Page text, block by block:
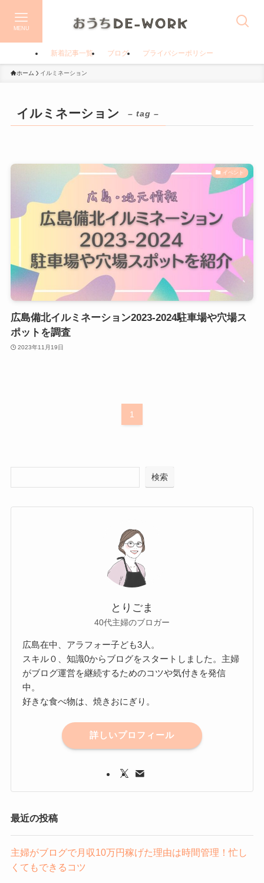
MENU
新着記事一覧 ブログ プライバシーポリシー
ホーム イルミネーション
イルミネーション – tag –
イベント
広島備北イルミネーション2023-2024駐車場や穴場ス
ポットを調査
2023年11月19日
1
検索
とりごま
40代主婦のブロガー
広島在中、アラフォー子ども3人。
スキル０、知識0からブログをスタートしました。主婦
がブログ運営を継続するためのコツや気付きを発信
中。
好きな食べ物は、焼きおにぎり。
詳しいプロフィール
最近の投稿
主婦がブログで月収10万円稼げた理由は時間管理！忙し
くてもできるコツ